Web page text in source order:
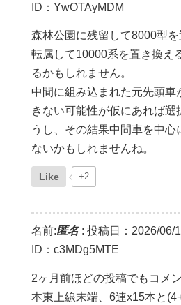
ID：YwOTAyMDM
森林公園に残留して8000型
転属して10000系を置き換え
るかもしれません。
中間に組み込まれた元先頭車
きない可能性が仮にあれば選
うし、その結果中間車を中
ないかもしれませんね。
Like +2
名前:匿名: 投稿日：2026/06/
ID：c3MDg5MTE
2ヶ月前ほどの投稿でもコメ
本東上線末端、6連x15本と